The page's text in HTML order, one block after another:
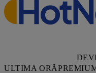
ULTIMA ORĂ